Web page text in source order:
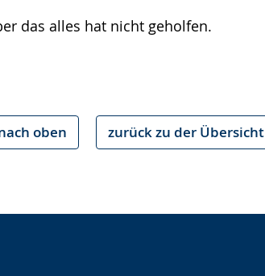
das alles hat nicht geholfen.
oben zurück zu der Übersicht